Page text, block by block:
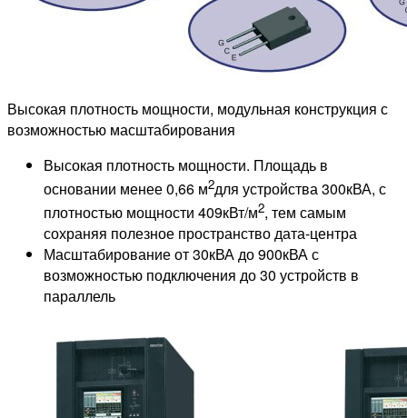
Высокая плотность мощности, модульная конструкция с
возможностью масштабирования
Высокая плотность мощности. Площадь в
основании менее 0,66 м2для устройства 300кВА, с
плотностью мощности 409кВт/м2, тем самым
сохраняя полезное пространство дата-центра
Масштабирование от 30кВА до 900кВА с
возможностью подключения до 30 устройств в
параллель